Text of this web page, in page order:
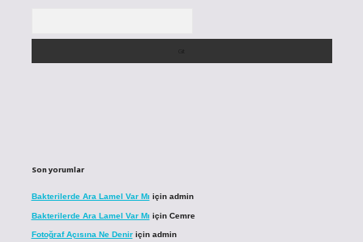
Son yorumlar
Bakterilerde Ara Lamel Var Mı için admin
Bakterilerde Ara Lamel Var Mı için Cemre
Fotoğraf Açısına Ne Deniriçin admin